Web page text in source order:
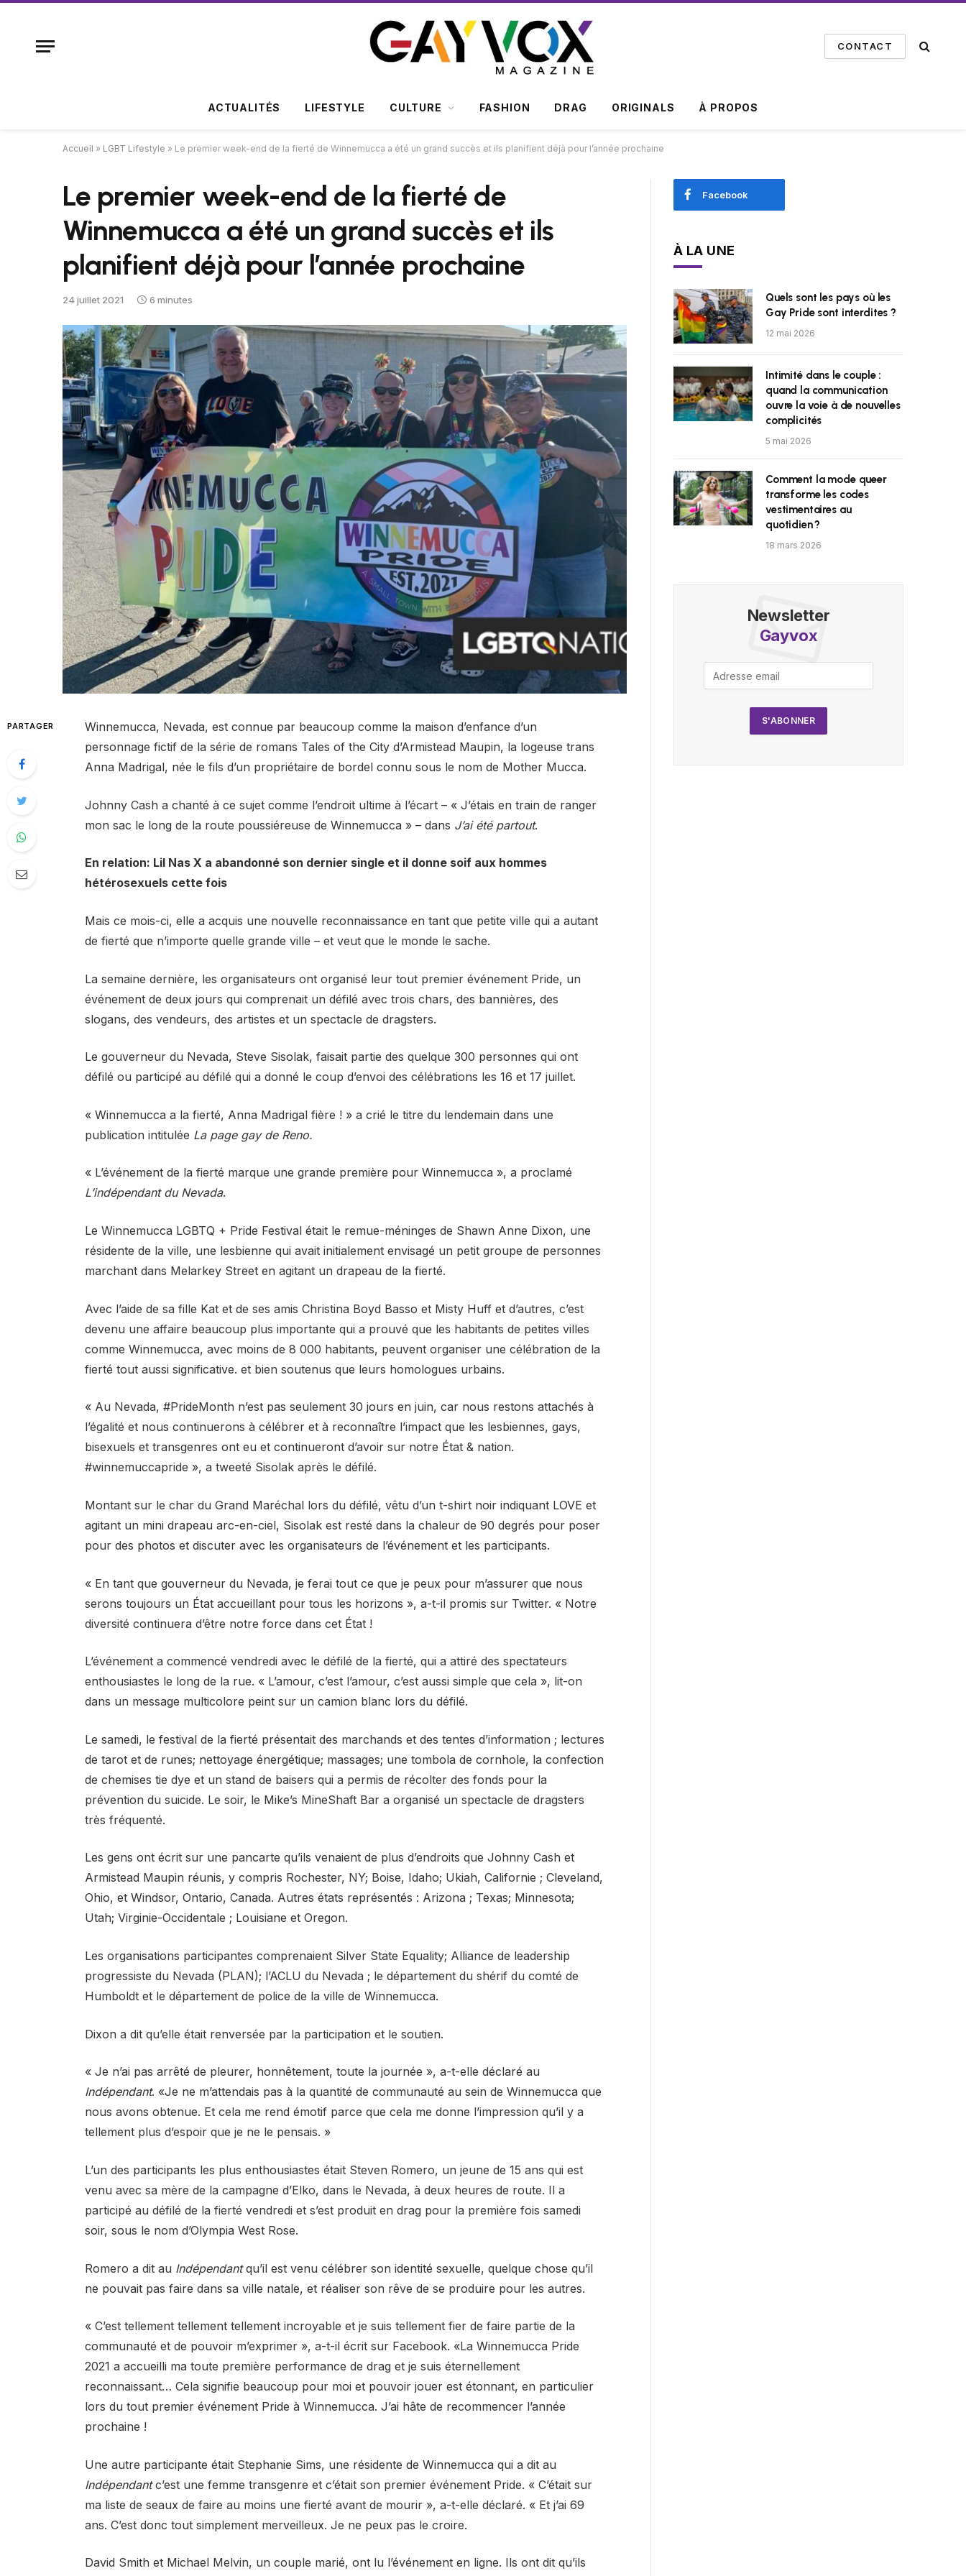
CONTACT
ACTUALITÉS LIFESTYLE CULTURE FASHION DRAG ORIGINALS À PROPOS
Accueil » LGBT Lifestyle » Le premier week-end de la fierté de Winnemucca a été un grand succès et ils planifient déjà pour l’année prochaine
Le premier week-end de la fierté de
Winnemucca a été un grand succès et ils
planifient déjà pour l’année prochaine
24 juillet 2021 6 minutes
PARTAGER
Winnemucca, Nevada, est connue par beaucoup comme la maison d’enfance d’un
personnage fictif de la série de romans Tales of the City d’Armistead Maupin, la logeuse trans
Anna Madrigal, née le fils d’un propriétaire de bordel connu sous le nom de Mother Mucca.
Johnny Cash a chanté à ce sujet comme l’endroit ultime à l’écart – « J’étais en train de ranger
mon sac le long de la route poussiéreuse de Winnemucca » – dans J’ai été partout.
En relation: Lil Nas X a abandonné son dernier single et il donne soif aux hommes
hétérosexuels cette fois
Mais ce mois-ci, elle a acquis une nouvelle reconnaissance en tant que petite ville qui a autant
de fierté que n’importe quelle grande ville – et veut que le monde le sache.
La semaine dernière, les organisateurs ont organisé leur tout premier événement Pride, un
événement de deux jours qui comprenait un défilé avec trois chars, des bannières, des
slogans, des vendeurs, des artistes et un spectacle de dragsters.
Le gouverneur du Nevada, Steve Sisolak, faisait partie des quelque 300 personnes qui ont
défilé ou participé au défilé qui a donné le coup d’envoi des célébrations les 16 et 17 juillet.
« Winnemucca a la fierté, Anna Madrigal fière ! » a crié le titre du lendemain dans une
publication intitulée La page gay de Reno.
« L’événement de la fierté marque une grande première pour Winnemucca », a proclamé
L’indépendant du Nevada.
Le Winnemucca LGBTQ + Pride Festival était le remue-méninges de Shawn Anne Dixon, une
résidente de la ville, une lesbienne qui avait initialement envisagé un petit groupe de personnes
marchant dans Melarkey Street en agitant un drapeau de la fierté.
Avec l’aide de sa fille Kat et de ses amis Christina Boyd Basso et Misty Huff et d’autres, c’est
devenu une affaire beaucoup plus importante qui a prouvé que les habitants de petites villes
comme Winnemucca, avec moins de 8 000 habitants, peuvent organiser une célébration de la
fierté tout aussi significative. et bien soutenus que leurs homologues urbains.
« Au Nevada, #PrideMonth n’est pas seulement 30 jours en juin, car nous restons attachés à
l’égalité et nous continuerons à célébrer et à reconnaître l’impact que les lesbiennes, gays,
bisexuels et transgenres ont eu et continueront d’avoir sur notre État & nation.
#winnemuccapride », a tweeté Sisolak après le défilé.
Montant sur le char du Grand Maréchal lors du défilé, vêtu d’un t-shirt noir indiquant LOVE et
agitant un mini drapeau arc-en-ciel, Sisolak est resté dans la chaleur de 90 degrés pour poser
pour des photos et discuter avec les organisateurs de l’événement et les participants.
« En tant que gouverneur du Nevada, je ferai tout ce que je peux pour m’assurer que nous
serons toujours un État accueillant pour tous les horizons », a-t-il promis sur Twitter. « Notre
diversité continuera d’être notre force dans cet État !
L’événement a commencé vendredi avec le défilé de la fierté, qui a attiré des spectateurs
enthousiastes le long de la rue. « L’amour, c’est l’amour, c’est aussi simple que cela », lit-on
dans un message multicolore peint sur un camion blanc lors du défilé.
Le samedi, le festival de la fierté présentait des marchands et des tentes d’information ; lectures
de tarot et de runes; nettoyage énergétique; massages; une tombola de cornhole, la confection
de chemises tie dye et un stand de baisers qui a permis de récolter des fonds pour la
prévention du suicide. Le soir, le Mike’s MineShaft Bar a organisé un spectacle de dragsters
très fréquenté.
Les gens ont écrit sur une pancarte qu’ils venaient de plus d’endroits que Johnny Cash et
Armistead Maupin réunis, y compris Rochester, NY; Boise, Idaho; Ukiah, Californie ; Cleveland,
Ohio, et Windsor, Ontario, Canada. Autres états représentés : Arizona ; Texas; Minnesota;
Utah; Virginie-Occidentale ; Louisiane et Oregon.
Les organisations participantes comprenaient Silver State Equality; Alliance de leadership
progressiste du Nevada (PLAN); l’ACLU du Nevada ; le département du shérif du comté de
Humboldt et le département de police de la ville de Winnemucca.
Dixon a dit qu’elle était renversée par la participation et le soutien.
« Je n’ai pas arrêté de pleurer, honnêtement, toute la journée », a-t-elle déclaré au
Indépendant. «Je ne m’attendais pas à la quantité de communauté au sein de Winnemucca que
nous avons obtenue. Et cela me rend émotif parce que cela me donne l’impression qu’il y a
tellement plus d’espoir que je ne le pensais. »
L’un des participants les plus enthousiastes était Steven Romero, un jeune de 15 ans qui est
venu avec sa mère de la campagne d’Elko, dans le Nevada, à deux heures de route. Il a
participé au défilé de la fierté vendredi et s’est produit en drag pour la première fois samedi
soir, sous le nom d’Olympia West Rose.
Romero a dit au Indépendantqu’il est venu célébrer son identité sexuelle, quelque chose qu’il
ne pouvait pas faire dans sa ville natale, et réaliser son rêve de se produire pour les autres.
« C’est tellement tellement tellement incroyable et je suis tellement fier de faire partie de la
communauté et de pouvoir m’exprimer », a-t-il écrit sur Facebook. «La Winnemucca Pride
2021 a accueilli ma toute première performance de drag et je suis éternellement
reconnaissant… Cela signifie beaucoup pour moi et pouvoir jouer est étonnant, en particulier
lors du tout premier événement Pride à Winnemucca. J’ai hâte de recommencer l’année
prochaine !
Une autre participante était Stephanie Sims, une résidente de Winnemucca qui a dit au
Indépendantc’est une femme transgenre et c’était son premier événement Pride. « C’était sur
ma liste de seaux de faire au moins une fierté avant de mourir », a-t-elle déclaré. « Et j’ai 69
ans. C’est donc tout simplement merveilleux. Je ne peux pas le croire.
David Smith et Michael Melvin, un couple marié, ont lu l’événement en ligne. Ils ont dit qu’ils
Facebook
À LA UNE
Quels sont les pays où les
Gay Pride sont interdites ?
12 mai 2026
Intimité dans le couple :
quand la communication
ouvre la voie à de nouvelles
complicités
5 mai 2026
Comment la mode queer
transforme les codes
vestimentaires au
quotidien ?
18 mars 2026
Newsletter
Gayvox